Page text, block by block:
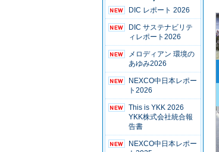
DIC レポート 2026
DIC サステナビリテ
ィレポート2026
メロディアン 環境の
あゆみ2026
NEXCO中日本レポー
ト2026
This is YKK 2026
YKK株式会社統合報
告書
NEXCO中日本レポー